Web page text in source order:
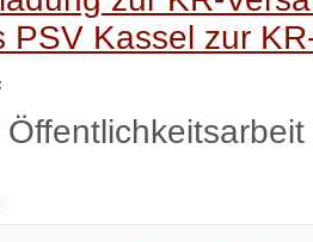
PSV Kassel zur